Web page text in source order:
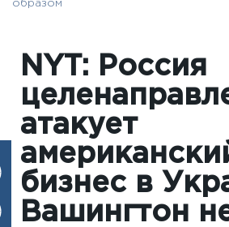
образом
NYT: Россия
атакует
бизнес в
Вашингтон